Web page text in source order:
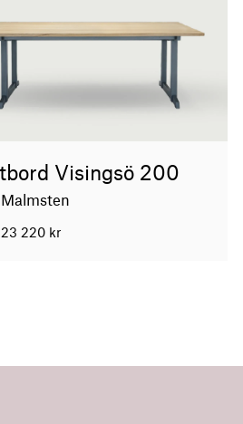
Visingsö 200
23 220 kr